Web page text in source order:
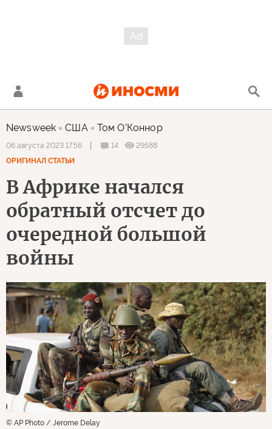
Newsweek США Том О’Коннор
06 августа 2023 17:56 14
29588
ОРИГИНАЛ СТАТЬИ
В Африке начался
обратный отсчет до
очередной большой
войны
© AP Photo / Jerome Delay